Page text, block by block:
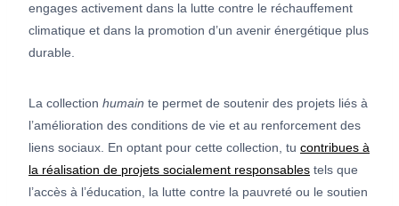
engages activement dans la lutte contre le réchauffement
climatique et dans la promotion d’un avenir énergétique plus
durable.
La collection humain te permet de soutenir des projets liés à
l’amélioration des conditions de vie et au renforcement des
liens sociaux. En optant pour cette collection, tu contribues à
la réalisation de projets socialement responsables tels que
l’accès à l’éducation, la lutte contre la pauvreté ou le soutien